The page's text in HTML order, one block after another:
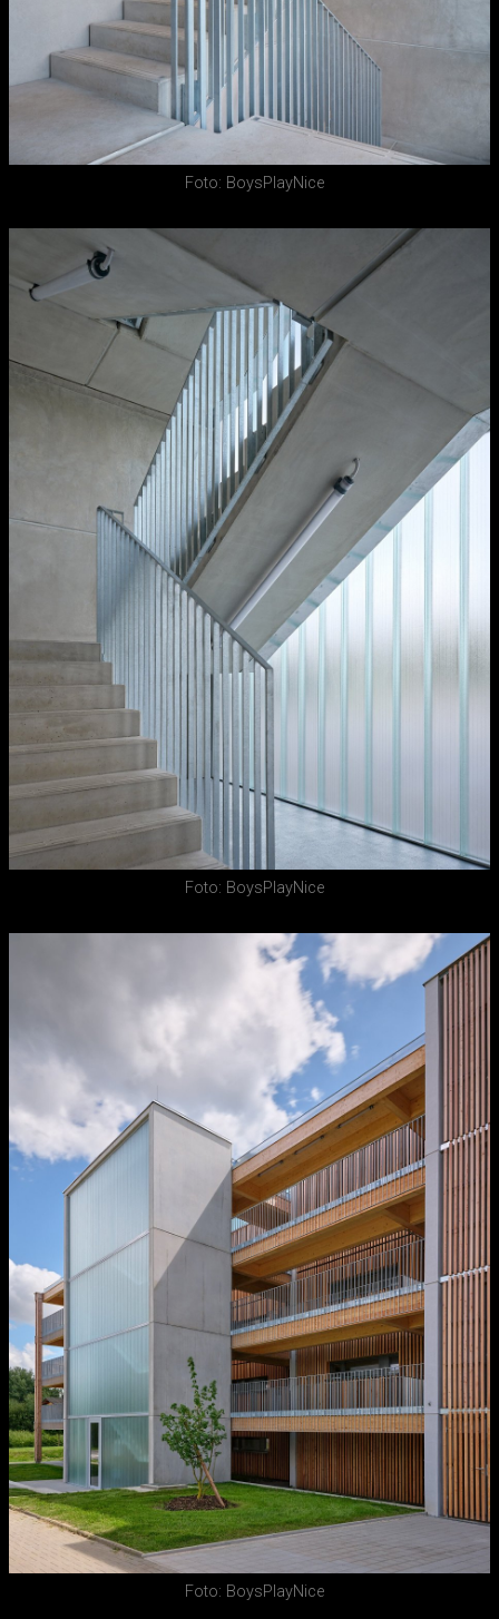
Foto: BoysPlayNice
Foto: BoysPlayNice
Foto: BoysPlayNice